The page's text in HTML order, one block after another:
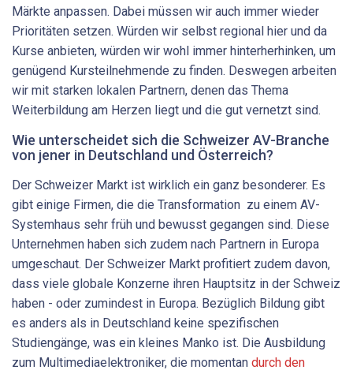
Märkte anpassen. Dabei müssen wir auch immer wieder
Prioritäten setzen. Würden wir selbst regional hier und da
Kurse anbieten, würden wir wohl immer hinterherhinken, um
genügend Kursteilnehmende zu finden. Deswegen arbeiten
wir mit starken lokalen Partnern, denen das Thema
Weiterbildung am Herzen liegt und die gut vernetzt sind.
Wie unterscheidet sich die Schweizer AV-Branche
von jener in Deutschland und Österreich?
Der Schweizer Markt ist wirklich ein ganz besonderer. Es
gibt einige Firmen, die die Transformation zu einem AV-
Systemhaus sehr früh und bewusst gegangen sind. Diese
Unternehmen haben sich zudem nach Partnern in Europa
umgeschaut. Der Schweizer Markt profitiert zudem davon,
dass viele globale Konzerne ihren Hauptsitz in der Schweiz
haben - oder zumindest in Europa. Bezüglich Bildung gibt
es anders als in Deutschland keine spezifischen
Studiengänge, was ein kleines Manko ist. Die Ausbildung
zum Multimediaelektroniker, die momentan durch den